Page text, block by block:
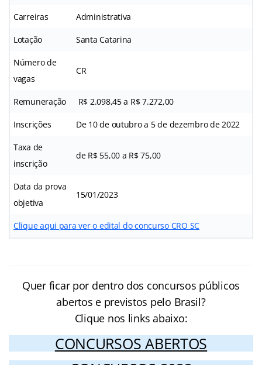
Carreiras Administrativa
Lotação Santa Catarina
Número de
vagas
CR
Remuneração R$ 2.098,45 a R$ 7.272,00
Inscrições De 10 de outubro a 5 de dezembro de 2022
Taxa de
inscrição
de R$ 55,00 a R$ 75,00
Data da prova
objetiva
15/01/2023
Clique aqui para ver o edital do concurso CRO SC
Quer ficar por dentro dos concursos públicos
abertos e previstos pelo Brasil?
Clique nos links abaixo:
CONCURSOS ABERTOS